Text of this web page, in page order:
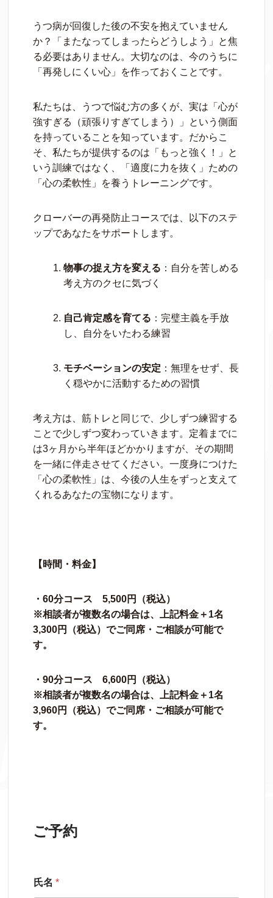
うつ病が回復した後の不安を抱えていません
か？「またなってしまったらどうしよう」と焦
る必要はありません。大切なのは、今のうちに
「再発しにくい心」を作っておくことです。
私たちは、うつで悩む方の多くが、実は「心が
強すぎる（頑張りすぎてしまう）」という側面
を持っていることを知っています。だからこ
そ、私たちが提供するのは「もっと強く！」と
いう訓練ではなく、「適度に力を抜く」ための
「心の柔軟性」を養うトレーニングです。
クローバーの再発防止コースでは、以下のステ
ップであなたをサポートします。
物事の捉え方を変える ：自分を苦しめる
考え方のクセに気づく
自己肯定感を育てる ：完璧主義を手放
し、自分をいたわる練習
モチベーションの安定 ：無理をせず、長
く穏やかに活動するための習慣
考え方は、筋トレと同じで、少しずつ練習する
ことで少しずつ変わっていきます。定着までに
は3ヶ月から半年ほどかかりますが、その期間
を一緒に伴走させてください。一度身につけた
「心の柔軟性」は、今後の人生をずっと支えて
くれるあなたの宝物になります。
【時間・料金】
・60分コース 5,500円（税込）
※相談者が複数名の場合は、上記料金＋1名
3,300円（税込）でご同席・ご相談が可能で
す。
・90分コース 6,600円（税込）
※相談者が複数名の場合は、上記料金＋1名
3,960円（税込）でご同席・ご相談が可能で
す。
ご予約
氏名*